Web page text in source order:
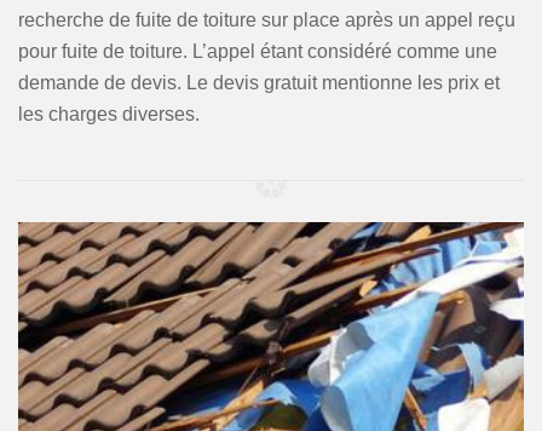
recherche de fuite de toiture sur place après un appel reçu
pour fuite de toiture. L’appel étant considéré comme une
demande de devis. Le devis gratuit mentionne les prix et
les charges diverses.